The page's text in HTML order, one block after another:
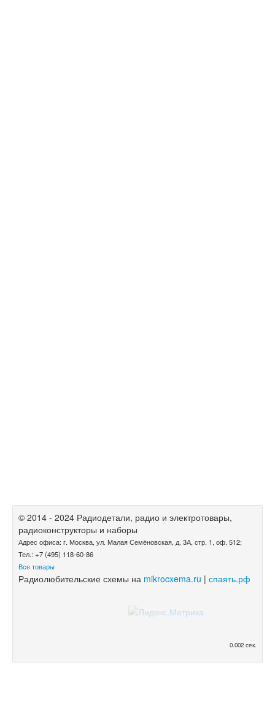
© 2014 - 2024 Радиодетали, радио и электротовары,
радиоконструкторы и наборы
Адрес офиса: г. Москва, ул. Малая Семёновская, д. 3А, стр. 1, оф. 512;
Тел.: +7 (495) 118-60-86
Все товары
Радиолюбительские схемы на mikrocxema.ru | спаять.рф
0.002 сек.